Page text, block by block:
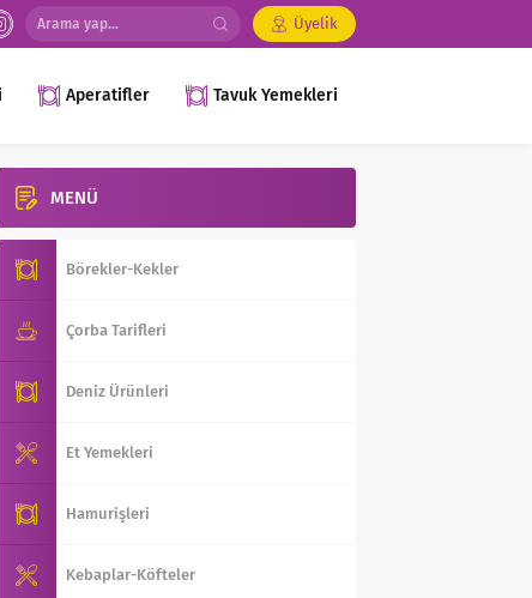
Üyelik
Aperatifler Tavuk Yemekleri
MENÜ
Börekler-Kekler
Çorba Tarifleri
Deniz Ürünleri
Et Yemekleri
Hamurişleri
Kebaplar-Köfteler